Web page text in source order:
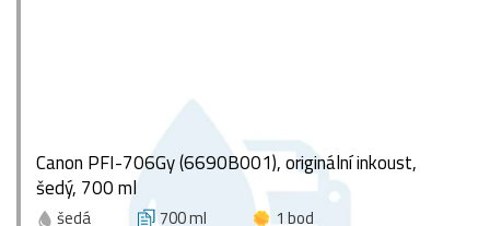
Canon PFI-706Gy (6690B001), originální inkoust,
šedý, 700 ml
šedá 700 ml 1 bod